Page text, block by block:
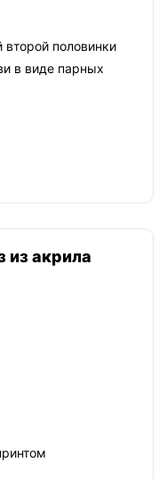
половинки
в виде парных
из акрила